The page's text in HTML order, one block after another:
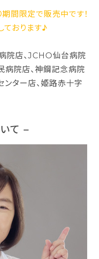
間限定で販売中です！
ております♪
院店、JCHO仙台病院
病院店、神鋼記念病院
ンター店、姫路赤十字
て –